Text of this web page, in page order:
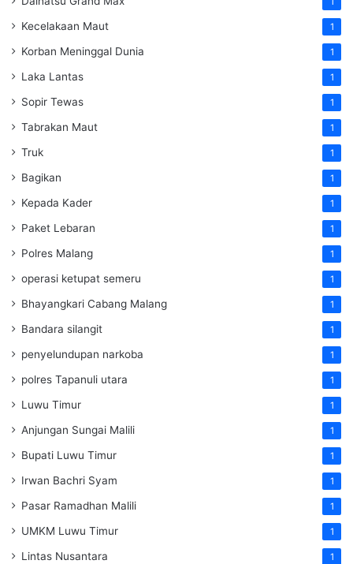
Kecelakaan Maut 1
Korban Meninggal Dunia 1
Laka Lantas 1
Sopir Tewas 1
Tabrakan Maut 1
Truk 1
Bagikan 1
Kepada Kader 1
Paket Lebaran 1
Polres Malang 1
operasi ketupat semeru 1
Bhayangkari Cabang Malang 1
Bandara silangit 1
penyelundupan narkoba 1
polres Tapanuli utara 1
Luwu Timur 1
Anjungan Sungai Malili 1
Bupati Luwu Timur 1
Irwan Bachri Syam 1
Pasar Ramadhan Malili 1
UMKM Luwu Timur 1
Lintas Nusantara 1